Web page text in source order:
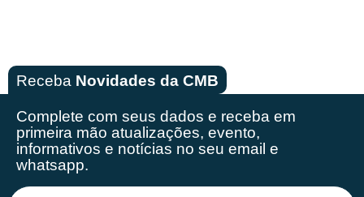
Receba Novidades da CMB
Complete com seus dados e receba em
primeira mão atualizações, evento,
informativos e notícias no seu email e
whatsapp.